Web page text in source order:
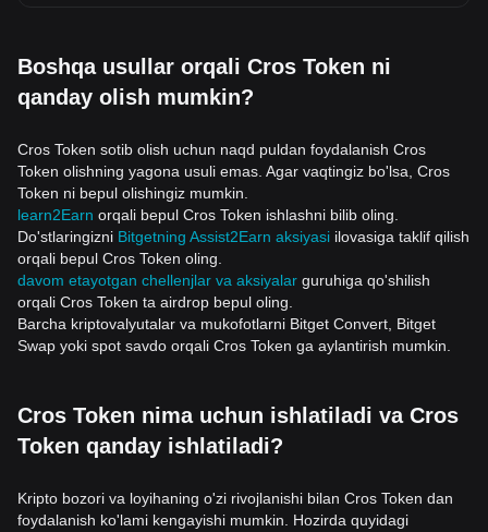
Boshqa usullar orqali Cros Token ni
qanday olish mumkin?
Cros Token sotib olish uchun naqd puldan foydalanish Cros
Token olishning yagona usuli emas. Agar vaqtingiz bo'lsa, Cros
Token ni bepul olishingiz mumkin.
learn2Earn orqali bepul Cros Token ishlashni bilib oling.
Do'stlaringizni Bitgetning Assist2Earn aksiyasi ilovasiga taklif qilish
orqali bepul Cros Token oling.
davom etayotgan chellenjlar va aksiyalar guruhiga qo'shilish
orqali Cros Token ta airdrop bepul oling.
Barcha kriptovalyutalar va mukofotlarni Bitget Convert, Bitget
Swap yoki spot savdo orqali Cros Token ga aylantirish mumkin.
Cros Token nima uchun ishlatiladi va Cros
Token qanday ishlatiladi?
Kripto bozori va loyihaning o'zi rivojlanishi bilan Cros Token dan
foydalanish ko'lami kengayishi mumkin. Hozirda quyidagi